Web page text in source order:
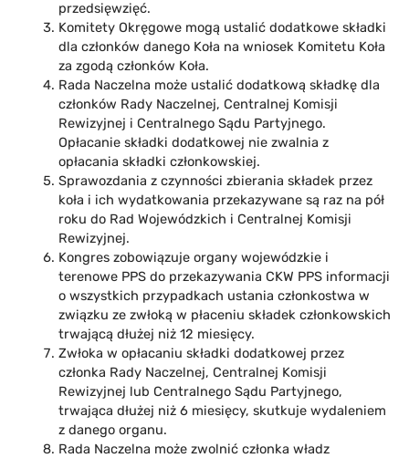
przedsięwzięć.
Komitety Okręgowe mogą ustalić dodatkowe składki
dla członków danego Koła na wniosek Komitetu Koła
za zgodą członków Koła.
Rada Naczelna może ustalić dodatkową składkę dla
członków Rady Naczelnej, Centralnej Komisji
Rewizyjnej i Centralnego Sądu Partyjnego.
Opłacanie składki dodatkowej nie zwalnia z
opłacania składki członkowskiej.
Sprawozdania z czynności zbierania składek przez
koła i ich wydatkowania przekazywane są raz na pół
roku do Rad Wojewódzkich i Centralnej Komisji
Rewizyjnej.
Kongres zobowiązuje organy wojewódzkie i
terenowe PPS do przekazywania CKW PPS informacji
o wszystkich przypadkach ustania członkostwa w
związku ze zwłoką w płaceniu składek członkowskich
trwającą dłużej niż 12 miesięcy.
Zwłoka w opłacaniu składki dodatkowej przez
członka Rady Naczelnej, Centralnej Komisji
Rewizyjnej lub Centralnego Sądu Partyjnego,
trwająca dłużej niż 6 miesięcy, skutkuje wydaleniem
z danego organu.
Rada Naczelna może zwolnić członka władz